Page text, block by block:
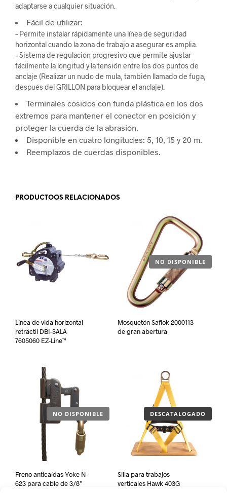
adaptarse a cualquier situación.
Fácil de utilizar:
– Permite instalar rápidamente una línea de seguridad
horizontal cuando la zona de trabajo a asegurar es amplia.
– Sistema de regulación progresivo que permite ajustar
fácilmente la longitud y la tensión entre los dos puntos de
anclaje (Realizar un nudo de mula, también llamado de fuga,
después del GRILLON para bloquear el anclaje).
Terminales cosidos con funda plástica en los dos
extremos para mantener el conector en posición y
proteger la cuerda de la abrasión.
Disponible en cuatro longitudes: 5, 10, 15 y 20 m.
Reemplazos de cuerdas disponibles.
PRODUCTOOS RELACIONADOS
Línea de vida horizontal
retráctil DBI-SALA
7605060 EZ-Line™
NO DISPONIBLE
Mosquetón Saflok 2000113
de gran abertura
NO DISPONIBLE
Freno anticaídas Yoke N-
623 para cable de 3/8”
DESCATALOGADO
Silla para trabajos
verticales Hawk 403G